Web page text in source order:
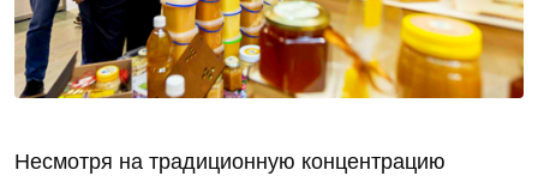
Несмотря на традиционную концентрацию